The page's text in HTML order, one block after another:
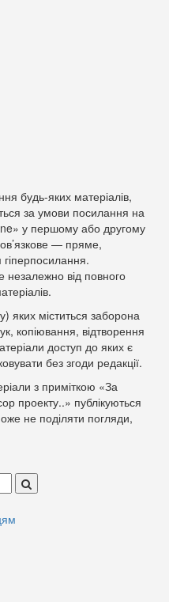
будь-яких матеріалів,
за умови посилання на
у першому або другому
— пряме,
від повного
яких міститься заборона
копіювання, відтворення
доступ до яких є
без згоди редакції.
з приміткою «За
проекту..» публікуються
не поділяти погляди,